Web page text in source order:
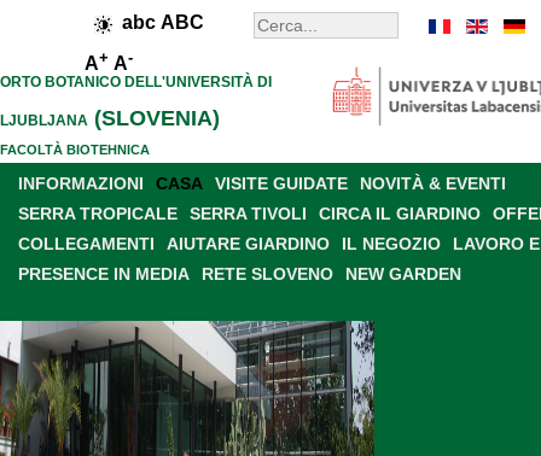
abc ABC
A+ A-
ORTO BOTANICO DELL'UNIVERSITÀ DI
LJUBLJANA (SLOVENIA)
FACOLTÀ BIOTEHNICA
INFORMAZIONI CASA VISITE GUIDATE
NOVITÀ & EVENTI
SERRA TROPICALE
SERRA TIVOLI CIRCA IL GIARDINO
COLLEGAMENTI
AIUTARE GIARDINO IL NEGOZIO
LAVORO
PRESENCE IN MEDIA
RETE SLOVENO NEW GARDEN